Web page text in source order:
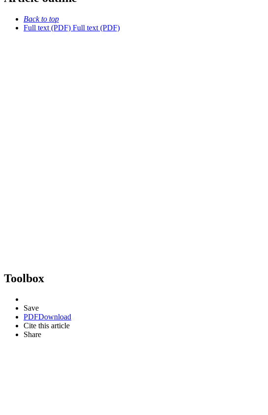
Back to top
Full text (PDF) Full text (PDF)
Toolbox
Save
PDFDownload
Cite this article
Share